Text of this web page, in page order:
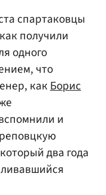
спартаковцы
получили
одного
что
какБорис
и
два года